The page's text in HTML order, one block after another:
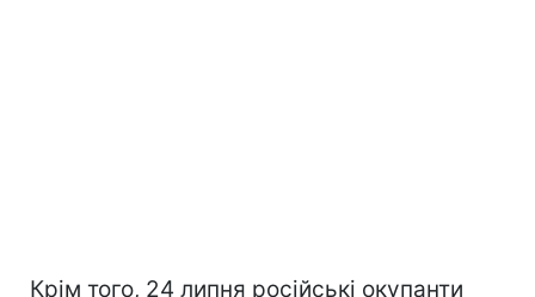
Крім того, 24 липня російські окупанти